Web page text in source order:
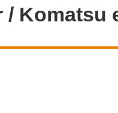
/ Komatsu